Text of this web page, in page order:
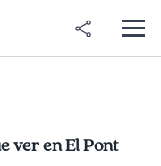
ver en El Pont